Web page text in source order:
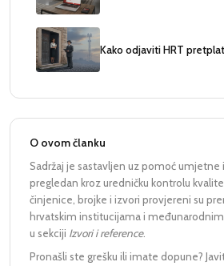
Kako odjaviti HRT
O ovom članku
Sadržaj je sastavljen uz pomoć umjetne
pregledan kroz uredničku kontrolu
činjenice, brojke i izvori provjereni su
hrvatskim institucijama i
u sekciji Izvori i reference.
Pronašli ste grešku ili imate dopune?